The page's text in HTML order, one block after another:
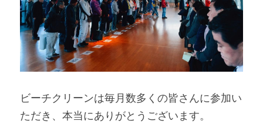
ビーチクリーンは毎月数多くの皆さんに参加い
ただき、本当にありがとうございます。